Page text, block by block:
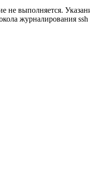
выполняется.
журналирования